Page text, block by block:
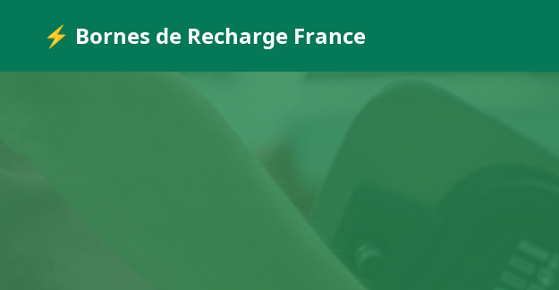
⚡ Bornes de Recharge France